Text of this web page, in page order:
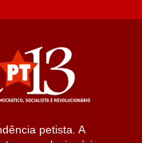
petista. A